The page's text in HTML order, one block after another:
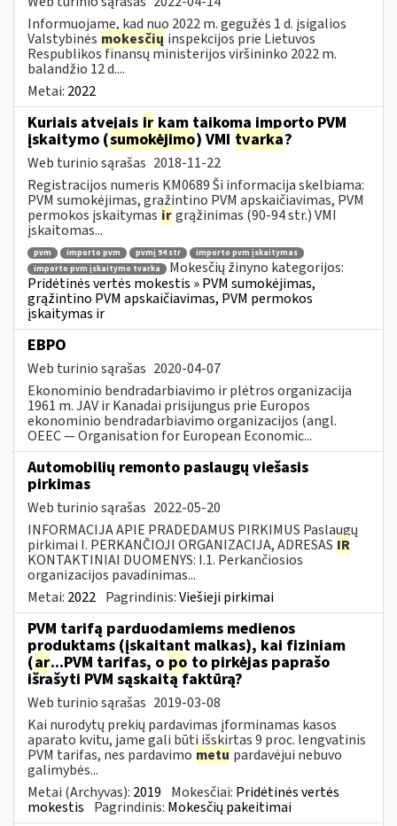
Informuojame, kad nuo 2022 m. gegužės 1 d. įsigalios
Valstybinės mokesčių inspekcijos prie Lietuvos
Respublikos finansų ministerijos viršininko 2022 m.
balandžio 12 d....
Metai: 2022
Kuriais atvejais ir kam taikoma importo PVM
įskaitymo (sumokėjimo) VMI tvarka?
Web turinio sąrašas 2018-11-22
Registracijos numeris KM0689 Ši informacija skelbiama:
PVM sumokėjimas, grąžintino PVM apskaičiavimas, PVM
permokos įskaitymas irgrąžinimas (90-94 str.) VMI
įskaitomas...
pvm importo pvm pvmį 94 str
importo pvm įskaitymas
importo pvm įskaitymo tvarka
Mokesčių žinyno kategorijos:
Pridėtinės vertės mokestis » PVM sumokėjimas,
grąžintino PVM apskaičiavimas, PVM permokos
įskaitymas ir
EBPO
Web turinio sąrašas 2020-04-07
Ekonominio bendradarbiavimo ir plėtros organizacija
1961 m. JAV ir Kanadai prisijungus prie Europos
ekonominio bendradarbiavimo organizacijos (angl.
OEEC — Organisation for European Economic...
Automobilių remonto paslaugų viešasis
pirkimas
Web turinio sąrašas 2022-05-20
INFORMACIJA APIE PRADEDAMUS PIRKIMUS Paslaugų
pirkimai I. PERKANČIOJI ORGANIZACIJA, ADRESAS IR
KONTAKTINIAI DUOMENYS: I.1. Perkančiosios
organizacijos pavadinimas...
Metai: 2022 Pagrindinis:Viešieji pirkimai
PVM tarifą parduodamiems medienos
produktams (įskaitant malkas), kai fiziniam
(ar...PVM tarifas, o po to pirkėjas paprašo
išrašyti PVM sąskaitą faktūrą?
Web turinio sąrašas 2019-03-08
Kai nurodytų prekių pardavimas įforminamas kasos
aparato kvitu, jame gali būti išskirtas 9 proc. lengvatinis
PVM tarifas, nes pardavimo metu pardavėjui nebuvo
galimybės...
Metai (Archyvas): 2019 Mokesčiai: Pridėtinės vertės
mokestis Pagrindinis: Mokesčių pakeitimai